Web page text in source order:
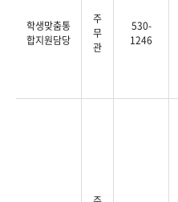
학생맞춤통
합지원담당
주
무
관
530-
1246